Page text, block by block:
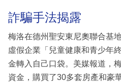
詐騙手法揭露
梅洛在德州聖安東尼奧聯合基
虛假企業「兒童健康和青少年
金轉入自己口袋。美媒報道，
資金，購買了30多套房產和豪